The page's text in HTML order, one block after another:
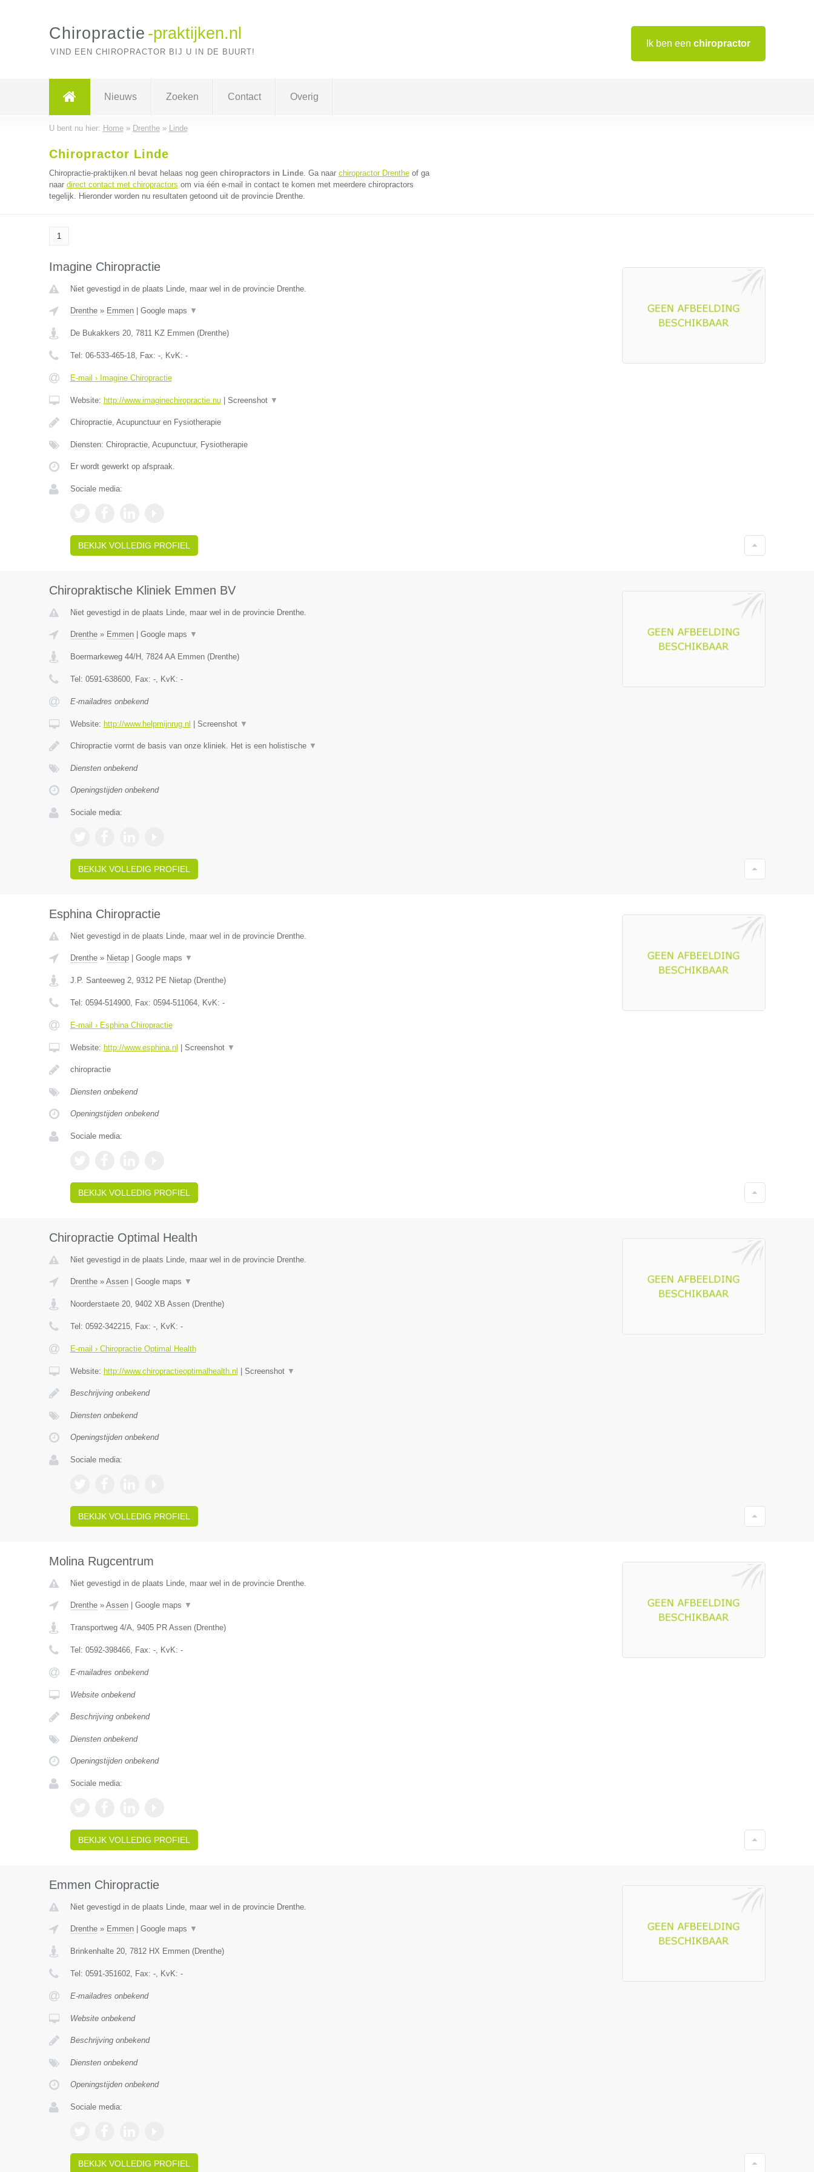
Ik ben een chiropractor
Chiropractie -praktijken.nl
VIND EEN CHIROPRACTOR BIJ U IN DE BUURT!
Nieuws Zoeken Contact Overig
U bent nu hier: Home» Drenthe» Linde
Chiropractor Linde
Chiropractie-praktijken.nl bevat helaas nog geen chiropractors in Linde. Ga naar chiropractor Drentheof ga
naar direct contact met chiropractors om via één e-mail in contact te komen met meerdere chiropractors
tegelijk. Hieronder worden nu resultaten getoond uit de provincie Drenthe.
1
Imagine Chiropractie
Niet gevestigd in de plaats Linde, maar wel in de provincie Drenthe.
Drenthe» Emmen| Google maps ▼
De Bukakkers 20, 7811 KZ Emmen(Drenthe)
Tel: 06-533-465-18, Fax: -, KvK: -
E-mail › Imagine Chiropractie
Website: http://www.imaginechiropractie.nu| Screenshot ▼
Chiropractie, Acupunctuur en Fysiotherapie
Diensten: Chiropractie, Acupunctuur, Fysiotherapie
Er wordt gewerkt op afspraak.
Sociale media:
BEKIJK VOLLEDIG PROFIEL
Chiropraktische Kliniek Emmen BV
Niet gevestigd in de plaats Linde, maar wel in de provincie Drenthe.
Drenthe» Emmen| Google maps ▼
Boermarkeweg 44/H , 7824 AA Emmen(Drenthe)
Tel: 0591-638600, Fax: -, KvK: -
E-mailadres onbekend
Website: http://www.helpmijnrug.nl Screenshot ▼
Chiropractie vormt de basis van onze kliniek. Het is een holistische ▼
Diensten onbekend
Openingstijden onbekend
Sociale media:
BEKIJK VOLLEDIG PROFIEL
Esphina Chiropractie
Niet gevestigd in de plaats Linde, maar wel in de provincie Drenthe.
Drenthe» Nietap| Google maps ▼
J.P. Santeeweg 2, 9312 PE Nietap(Drenthe)
Tel: 0594-514900, Fax: 0594-511064, KvK: -
E-mail › Esphina Chiropractie
Website: http://www.esphina.nl Screenshot ▼
chiropractie
Diensten onbekend
Openingstijden onbekend
Sociale media:
BEKIJK VOLLEDIG PROFIEL
Chiropractie Optimal Health
Niet gevestigd in de plaats Linde, maar wel in de provincie Drenthe.
Drenthe» Assen| Google maps ▼
Noorderstaete 20, 9402 XB Assen(Drenthe)
Tel: 0592-342215, Fax: -, KvK: -
E-mail › Chiropractie Optimal Health
Website: http://www.chiropractieoptimalhealth.nl Screenshot ▼
Beschrijving onbekend
Diensten onbekend
Openingstijden onbekend
Sociale media:
BEKIJK VOLLEDIG PROFIEL
Molina Rugcentrum
Niet gevestigd in de plaats Linde, maar wel in de provincie Drenthe.
Drenthe» Assen| Google maps ▼
Transportweg 4/A, 9405 PR Assen(Drenthe)
Tel: 0592-398466, Fax: -, KvK: -
E-mailadres onbekend
Website onbekend
Beschrijving onbekend
Diensten onbekend
Openingstijden onbekend
Sociale media:
BEKIJK VOLLEDIG PROFIEL
Emmen Chiropractie
Niet gevestigd in de plaats Linde, maar wel in de provincie Drenthe.
Drenthe» Emmen| Google maps ▼
Brinkenhalte 20, 7812 HX Emmen(Drenthe)
Tel: 0591-351602, Fax: -, KvK: -
E-mailadres onbekend
Website onbekend
Beschrijving onbekend
Diensten onbekend
Openingstijden onbekend
Sociale media:
BEKIJK VOLLEDIG PROFIEL